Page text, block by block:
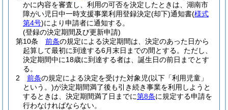
かに内容を審査し、利用の可否を決定したときは、湖南市
障がい児日中一時支援事業利用登録決定(却下)通知書(様式
第4号)により申請者に通知する。
(登録の決定期間及び更新申請)
第10条
前条の規定による決定期間は、決定のあった日から
起算して最初に到達する6月末日までの間とする。 ただし、
決定期間中に18歳に到達する者は、誕生日の前日までとす
る。
2
前条の規定による決定を受けた対象児(以下「利用児童」
という。)が決定期間満了後も引き続き事業を利用しようと
するときは、決定期間満了日までに第8条に規定する申請を
行わなければならない。